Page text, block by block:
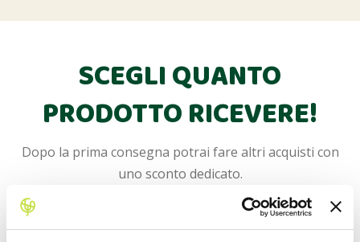
SCEGLI QUANTO
PRODOTTO RICEVERE!
Dopo la prima consegna potrai fare altri acquisti con
uno sconto dedicato.
La spedizione in Italia è sempre inclusa!